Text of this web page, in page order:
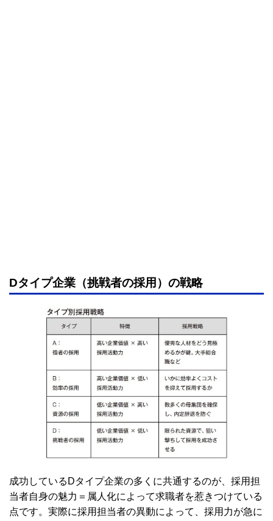
Dタイプ企業（挑戦者の採用）の戦略
成功しているDタイプ企業の多くに共通するのが、採用担
当者自身の魅力＝属人化によって求職者を惹きつけている
点です。実際に採用担当者の異動によって、採用力が急に